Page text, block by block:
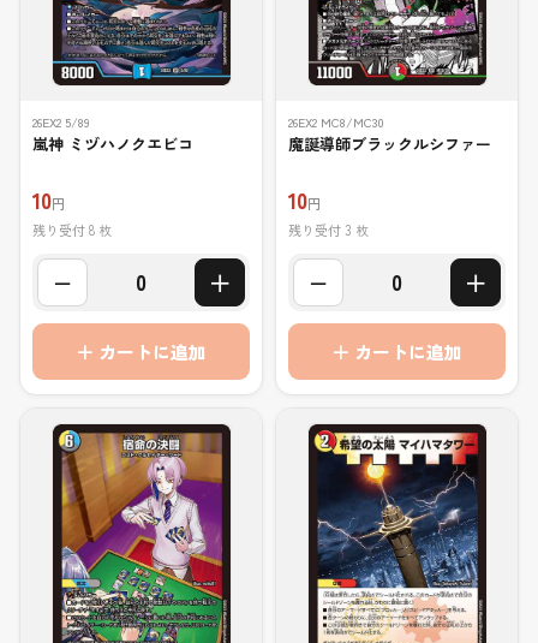
26EX2 5/89
嵐神 ミヅハノクエビコ
10円
残り受付 8 枚
− 0 ＋
＋ カートに追加
26EX2 MC8/MC30
魔誕導師ブラックルシファー
10円
残り受付 3 枚
− 0 ＋
＋ カートに追加